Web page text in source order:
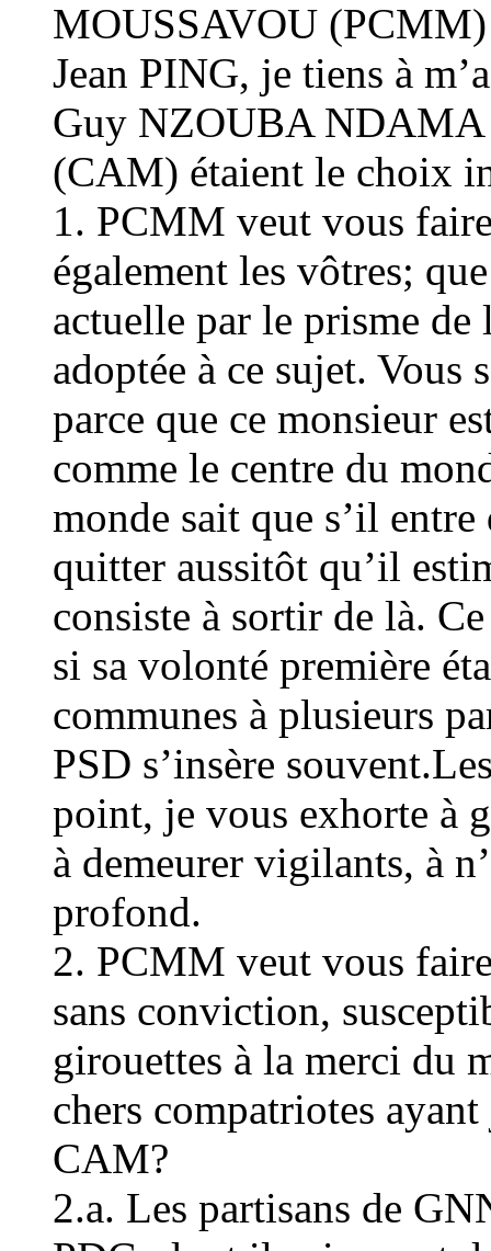
MOUSSAVOU
Jean PING, je tiens à
Guy NZOUBA
(CAM) étaient le choix
1. PCMM veut vous
également les vôtres;
actuelle par le prisme
adoptée à ce sujet. Vous
parce que ce monsieur
comme le centre du
monde sait que s’il
quitter aussitôt qu’il
consiste à sortir de là.
si sa volonté première
communes à plusieurs
PSD s’insère
point, je vous exhorte à
à demeurer vigilants, à
profond.
2. PCMM veut vous
sans conviction,
girouettes à la merci du
chers compatriotes
CAM?
2.a. Les partisans de